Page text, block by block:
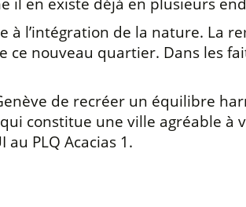
l’intégration de la nature. La
nouveau quartier. Dans les
de recréer un équilibre
constitue une ville agréable
PLQ Acacias 1.